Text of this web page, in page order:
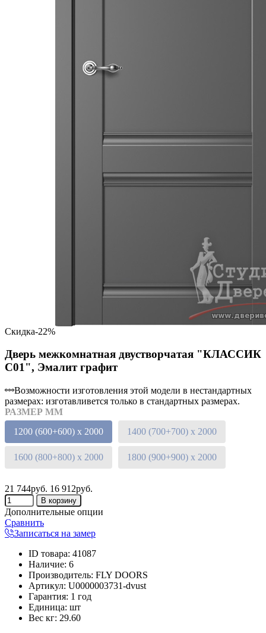
Скидка-22%
Дверь межкомнатная двустворчатая "КЛАССИК
C01", Эмалит графит
Возможности изготовления этой модели в нестандартных
размерах: изготавливется только в стандартных размерах.
РАЗМЕР ММ
1200 (600+600) х 2000
1400 (700+700) х 2000
1600 (800+800) х 2000 1800 (900+900) х 2000
21 744руб. 16 912руб.
Дополнительные опции
Сравнить
Записаться на замер
ID товара: 41087
Наличие: 6
Производитель: FLY DOORS
Артикул: U0000003731-dvust
Гарантия: 1 год
Единица: шт
Вес кг: 29.60